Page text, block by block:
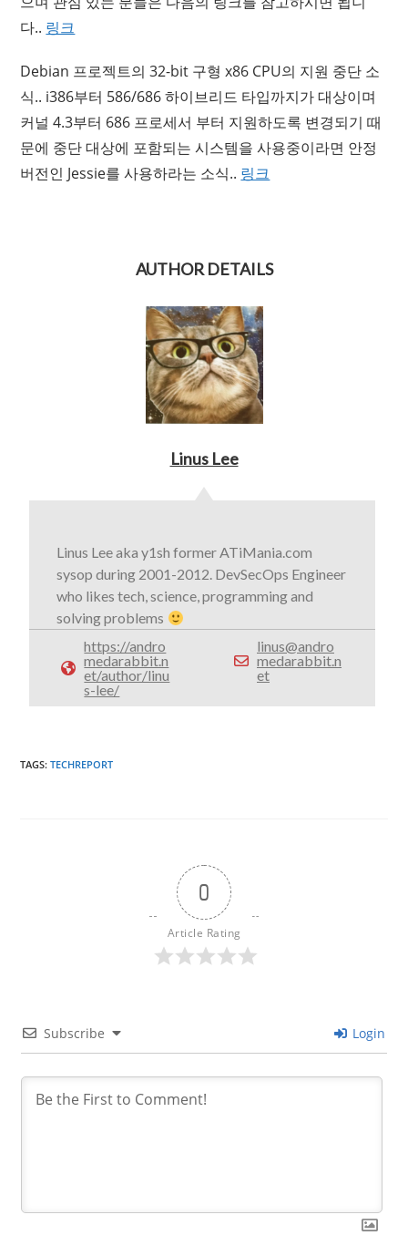
다.. 링크
Debian 프로젝트의 32-bit 구형 x86 CPU의 지원 중단 소
식.. i386부터 586/686 하이브리드 타입까지가 대상이며
커널 4.3부터 686 프로세서 부터 지원하도록 변경되기 때
문에 중단 대상에 포함되는 시스템을 사용중이라면 안정
버전인 Jessie를 사용하라는 소식.. 링크
AUTHOR DETAILS
Linus Lee
Linus Lee aka y1sh former ATiMania.com
sysop during 2001-2012. DevSecOps Engineer
who likes tech, science, programming and
solving problems
https://andro
medarabbit.n
et/author/linu
s-lee/
linus@andro
medarabbit.n
et
TAGS:TECHREPORT
0
Article Rating
Subscribe Login